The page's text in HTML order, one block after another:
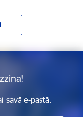
savā e-pastā.